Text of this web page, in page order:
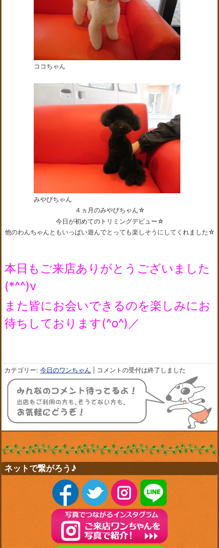
ココちゃん
みやびちゃん
４ヵ月のみやびちゃん☆
今日が初めてのトリミングデビュー☆
他のわんちゃんともいっぱい遊んでとっても楽しそうにしてくれました☆
本日もご来店ありがとうございました
(*^^)v
また皆にお会いできるのを楽しみにお
待ちしております(^o^)／
カテゴリー:今日のワンちゃん コメントの受付は終了しました
ネットで繋がろう♪